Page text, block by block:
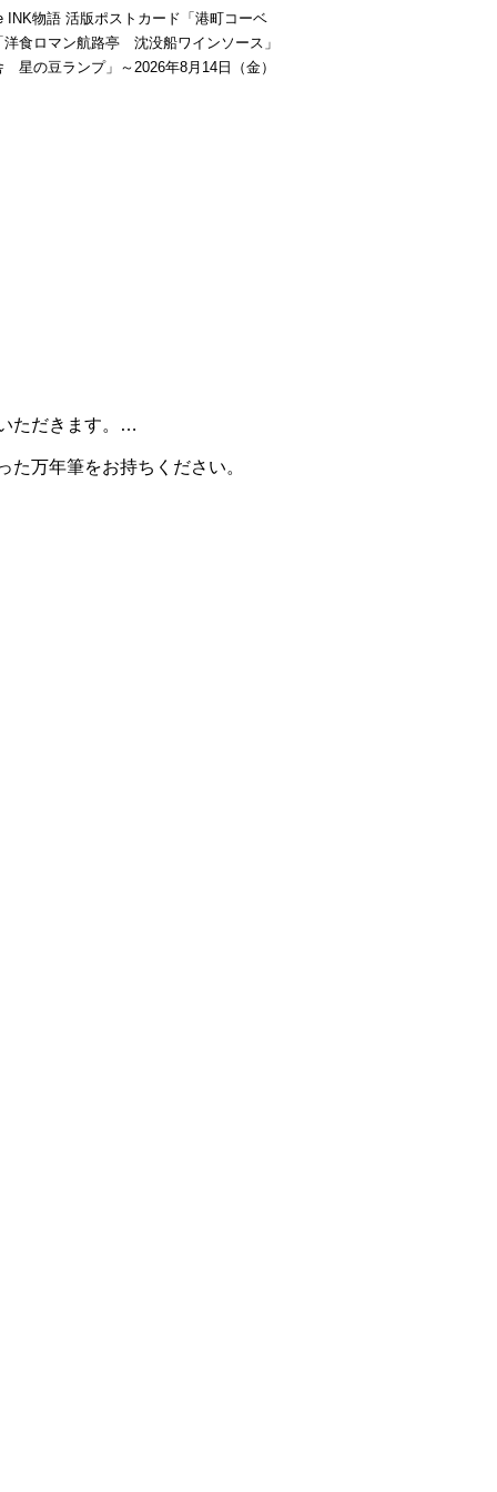
INK物語 活版ポストカード「港町コーベ
洋食ロマン航路亭 沈没船ワインソース」
星の豆ランプ」～2026年8月14日（金）
だきます。 …
万年筆をお持ちください。